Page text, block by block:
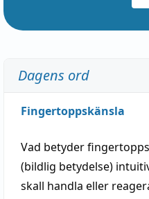
Dagens ord
Fingertoppskänsla
Vad betyder
(bildlig betydelse)
skall handla eller